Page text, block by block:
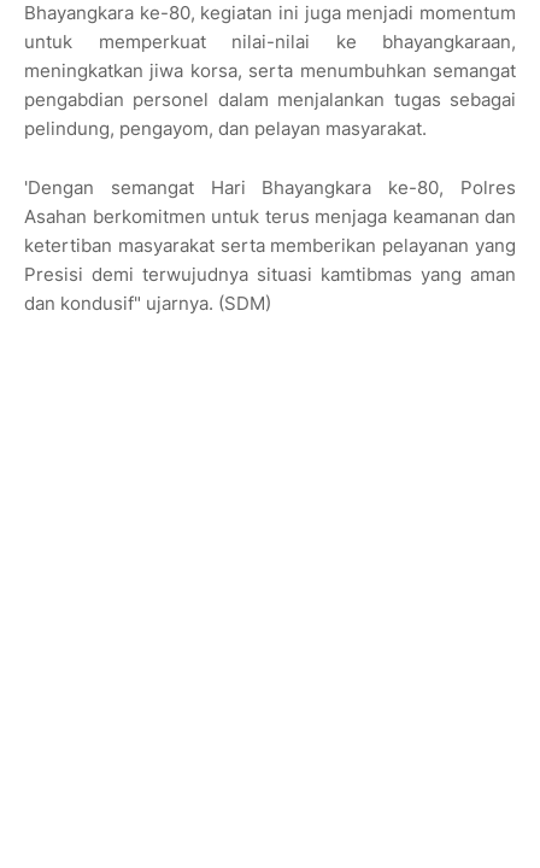
Bhayangkara ke-80, kegiatan ini juga menjadi momentum
untuk memperkuat nilai-nilai ke bhayangkaraan,
meningkatkan jiwa korsa, serta menumbuhkan semangat
pengabdian personel dalam menjalankan tugas sebagai
pelindung, pengayom, dan pelayan masyarakat.
'Dengan semangat Hari Bhayangkara ke-80, Polres
Asahan berkomitmen untuk terus menjaga keamanan dan
ketertiban masyarakat serta memberikan pelayanan yang
Presisi demi terwujudnya situasi kamtibmas yang aman
dan kondusif" ujarnya. (SDM)